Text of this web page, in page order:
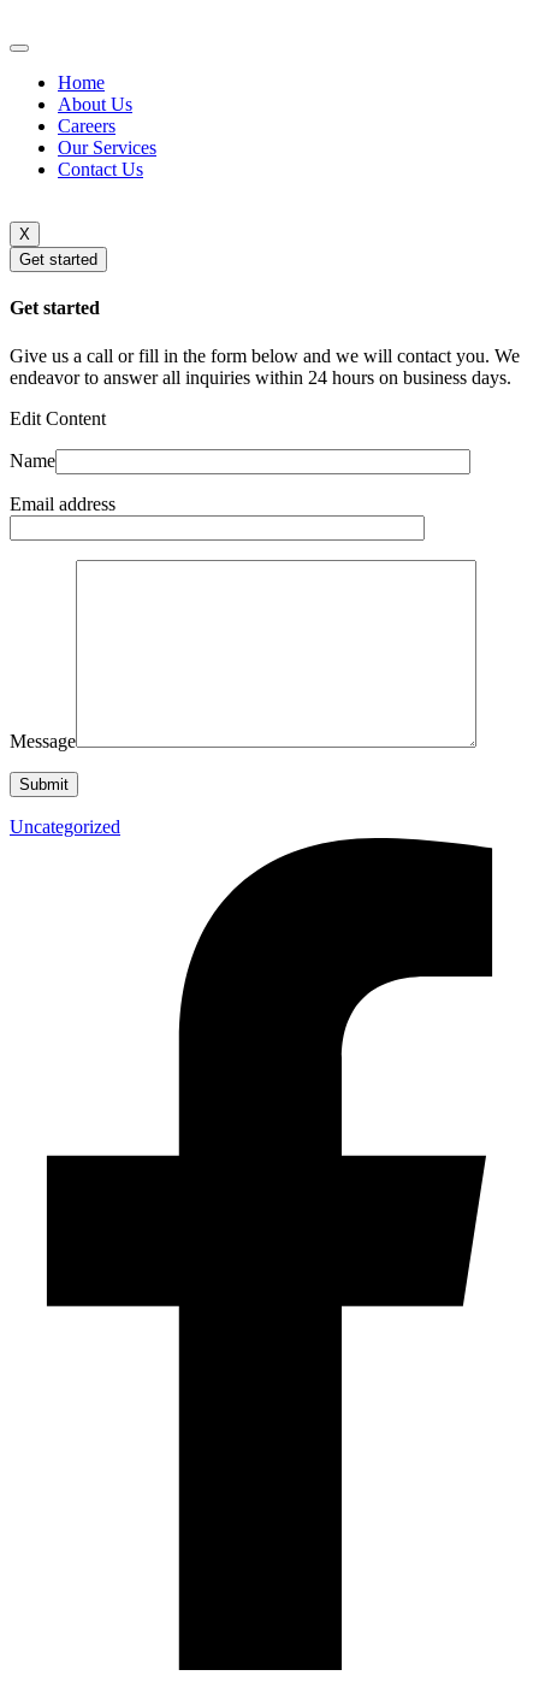
Home
About Us
Careers
Our Services
Contact Us
X
Get started
Get started
Give us a call or fill in the form below and we will contact you. We
endeavor to answer all inquiries within 24 hours on business days.
Edit Content
Name
Email address
Message
Uncategorized